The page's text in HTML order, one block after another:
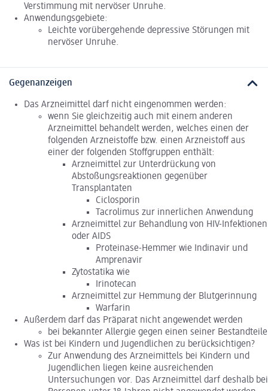
Verstimmung mit nervöser Unruhe.
Anwendungsgebiete:
Leichte vorübergehende depressive Störungen mit
nervöser Unruhe.
Gegenanzeigen
Das Arzneimittel darf nicht eingenommen werden:
wenn Sie gleichzeitig auch mit einem anderen
Arzneimittel behandelt werden, welches einen der
folgenden Arzneistoffe bzw. einen Arzneistoff aus
einer der folgenden Stoffgruppen enthält:
Arzneimittel zur Unterdrückung von
Abstoßungsreaktionen gegenüber
Transplantaten
Ciclosporin
Tacrolimus zur innerlichen Anwendung
Arzneimittel zur Behandlung von HIV-Infektionen
oder AIDS
Proteinase-Hemmer wie Indinavir und
Amprenavir
Zytostatika wie
Irinotecan
Arzneimittel zur Hemmung der Blutgerinnung
Warfarin
Außerdem darf das Präparat nicht angewendet werden
bei bekannter Allergie gegen einen seiner Bestandteile
Was ist bei Kindern und Jugendlichen zu berücksichtigen?
Zur Anwendung des Arzneimittels bei Kindern und
Jugendlichen liegen keine ausreichenden
Untersuchungen vor. Das Arzneimittel darf deshalb bei